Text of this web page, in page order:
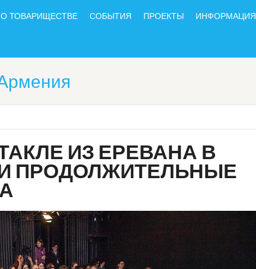
О ТОВАРИЩЕСТВЕ СОБЫТИЯ ПРОЕКТЫ ИНФОРМАЦИЯ
ИЗ ЕРЕВАНА В
ПРОДОЛЖИТЕЛЬНЫЕ